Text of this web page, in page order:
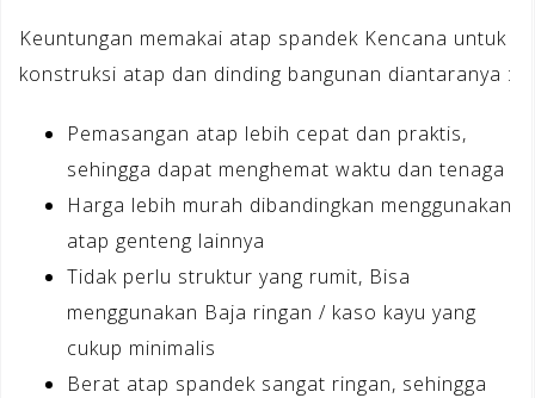
Keuntungan memakai atap spandek Kencana untuk
konstruksi atap dan dinding bangunan diantaranya :
Pemasangan atap lebih cepat dan praktis,
sehingga dapat menghemat waktu dan tenaga
Harga lebih murah dibandingkan menggunakan
atap genteng lainnya
Tidak perlu struktur yang rumit, Bisa
menggunakan Baja ringan / kaso kayu yang
cukup minimalis
Berat atap spandek sangat ringan, sehingga